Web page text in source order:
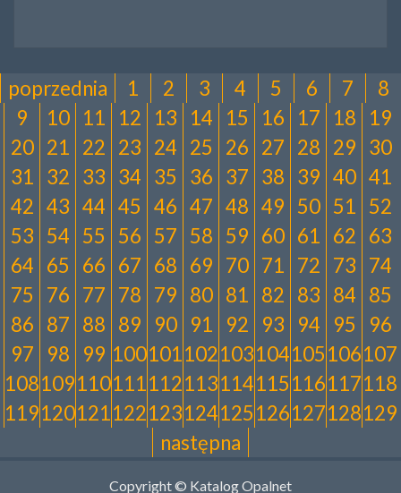
poprzednia 1 2 3 4 5 6 7
8
9
10 11 12 13 14 15 16 17 18
19
20 21 22 23 24 25 26 27 28 29 30
31 32 33 34 35 36 37 38 39 40 41
42 43 44 45 46 47 48 49 50 51 52
53 54 55 56 57 58 59 60 61 62 63
64 65 66 67 68 69 70 71 72 73 74
75
76 77 78 79 80 81 82 83 84 85
86 87 88 89 90 91 92 93 94 95
96
97
98 99 100101102103104105106107
108109110111112113114115116117118
119120121122123124125126127128129
następna
Copyright © Katalog Opalnet